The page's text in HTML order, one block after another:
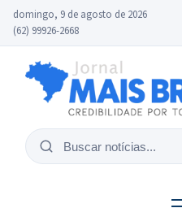
domingo, 9 de agosto de 2026
(62) 99926-2668
Buscar